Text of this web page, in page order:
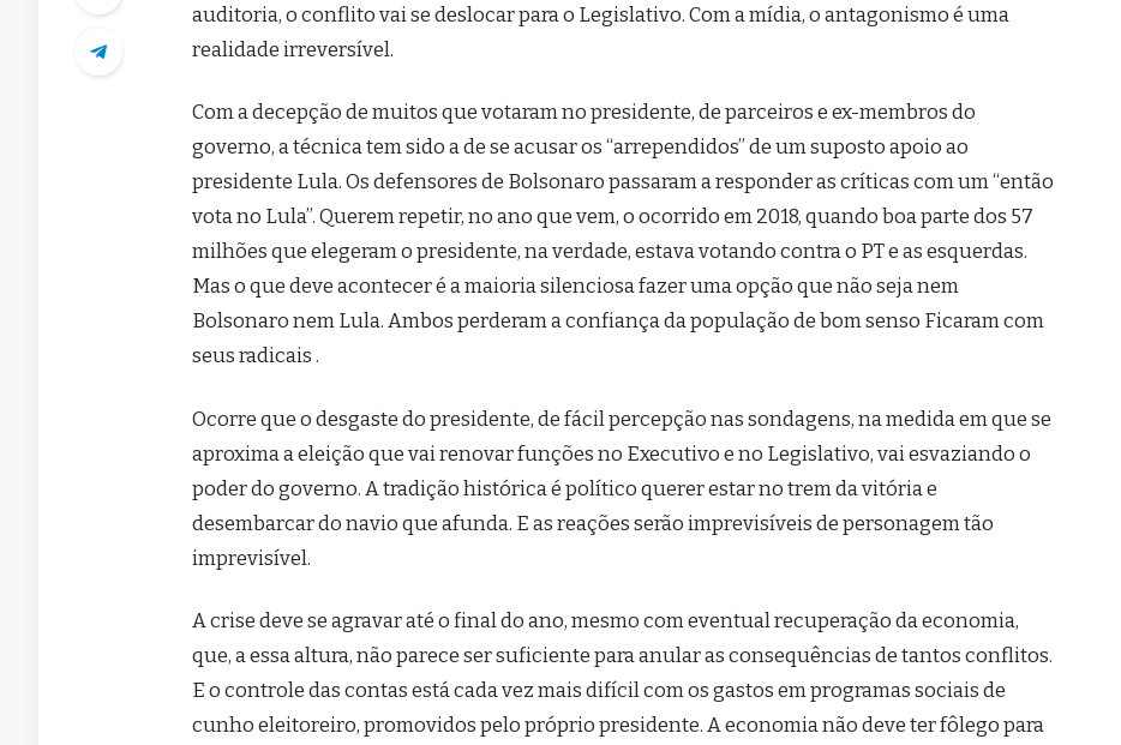
auditoria, o conflito vai se deslocar para o Legislativo. Com a mídia, o antagonismo é uma
realidade irreversível.
Com a decepção de muitos que votaram no presidente, de parceiros e ex-membros do
governo, a técnica tem sido a de se acusar os “arrependidos” de um suposto apoio ao
presidente Lula. Os defensores de Bolsonaro passaram a responder as críticas com um “então
vota no Lula”. Querem repetir, no ano que vem, o ocorrido em 2018, quando boa parte dos 57
milhões que elegeram o presidente, na verdade, estava votando contra o PT e as esquerdas.
Mas o que deve acontecer é a maioria silenciosa fazer uma opção que não seja nem
Bolsonaro nem Lula. Ambos perderam a confiança da população de bom senso Ficaram com
seus radicais .
Ocorre que o desgaste do presidente, de fácil percepção nas sondagens, na medida em que se
aproxima a eleição que vai renovar funções no Executivo e no Legislativo, vai esvaziando o
poder do governo. A tradição histórica é político querer estar no trem da vitória e
desembarcar do navio que afunda. E as reações serão imprevisíveis de personagem tão
imprevisível.
A crise deve se agravar até o final do ano, mesmo com eventual recuperação da economia,
que, a essa altura, não parece ser suficiente para anular as consequências de tantos conflitos.
E o controle das contas está cada vez mais difícil com os gastos em programas sociais de
cunho eleitoreiro, promovidos pelo próprio presidente. A economia não deve ter fôlego para